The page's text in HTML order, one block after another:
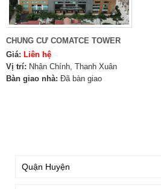
CHUNG CƯ COMATCE TOWER
Giá: Liên hệ
Vị trí: Nhân Chính, Thanh Xuân
Bàn giao nhà: Đã bàn giao